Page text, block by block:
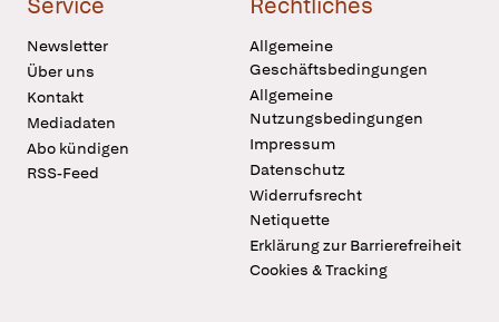
Newsletter
Über uns
Kontakt
Mediadaten
Abo kündigen
RSS-Feed
Allgemeine
Geschäftsbedingungen
Allgemeine
Nutzungsbedingungen
Impressum
Datenschutz
Widerrufsrecht
Netiquette
Erklärung zur Barrierefreiheit
Cookies & Tracking